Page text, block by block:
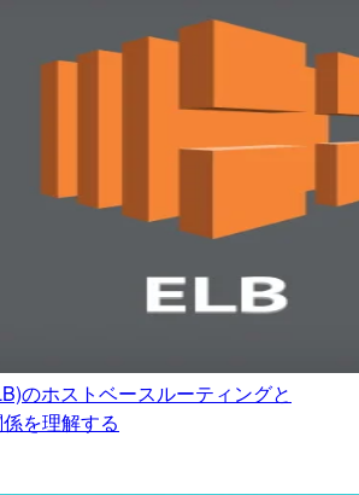
のホストベースルーティングと
を理解する